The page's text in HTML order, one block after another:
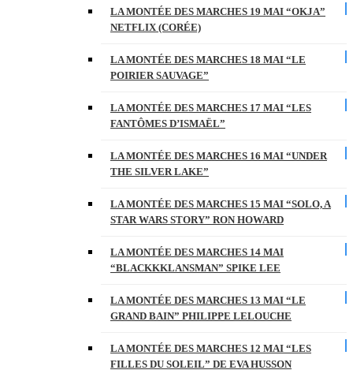
LA MONTÉE DES MARCHES 19 MAI “OKJA”
NETFLIX (CORÉE)
LA MONTÉE DES MARCHES 18 MAI “LE
POIRIER SAUVAGE”
LA MONTÉE DES MARCHES 17 MAI “LES
FANTÔMES D’ISMAËL”
LA MONTÉE DES MARCHES 16 MAI “UNDER
THE SILVER LAKE”
LA MONTÉE DES MARCHES 15 MAI “SOLO, A
STAR WARS STORY” RON HOWARD
LA MONTÉE DES MARCHES 14 MAI
“BLACKKKLANSMAN” SPIKE LEE
LA MONTÉE DES MARCHES 13 MAI “LE
GRAND BAIN” PHILIPPE LELOUCHE
LA MONTÉE DES MARCHES 12 MAI “LES
FILLES DU SOLEIL” DE EVA HUSSON